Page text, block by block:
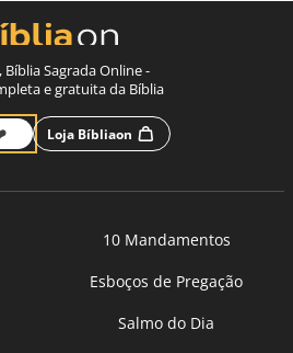
Bíblia Sagrada Online -
e gratuita da Bíblia
Loja Bíbliaon
10 Mandamentos
Esboços de Pregação
Salmo do Dia